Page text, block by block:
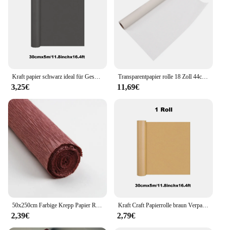
3,25€
Transparentpapier rolle 18 Zoll 44cm breites Muster papier Praktikabilität gute Tinten absorption einfach zu verwenden hohe Transparenz für die Schneiderei
11,69€
2,39€
Kraft Craft Papierrolle braun Verpackungs material Origami Papier Blumen verpackung Sammelalbum Vintage handgemachtes Dekor papier als Geschenk
2,79€